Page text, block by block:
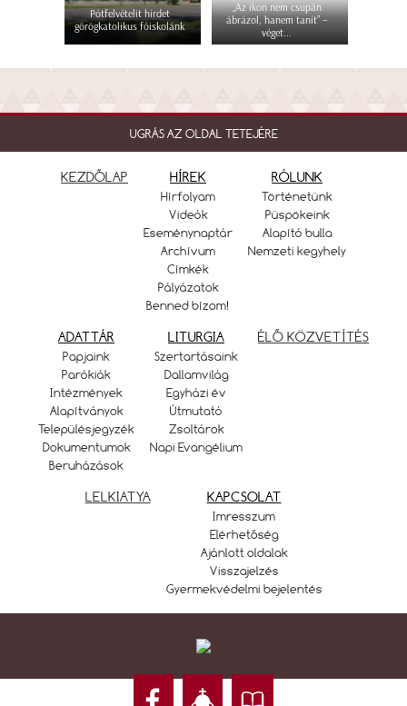
Pótfelvételit hirdet
görögkatolikus főiskolánk
„Az ikon nem csupán
ábrázol, hanem tanít” –
véget...
UGRÁS AZ OLDAL TETEJÉRE
KEZDŐLAP HÍREK
Hírfolyam
Videók
Eseménynaptár
Archívum
Címkék
Pályázatok
Benned bízom!
RÓLUNK
Történetünk
Püspökeink
Alapító bulla
Nemzeti kegyhely
ADATTÁR
Papjaink
Parókiák
Intézmények
Alapítványok
Településjegyzék
Dokumentumok
Beruházások
LITURGIA
Szertartásaink
Dallamvilág
Egyházi év
Útmutató
Zsoltárok
Napi Evangélium
ÉLŐ KÖZVETÍTÉS
LELKIATYA KAPCSOLAT
Imresszum
Elérhetőség
Ajánlott oldalak
Visszajelzés
Gyermekvédelmi bejelentés